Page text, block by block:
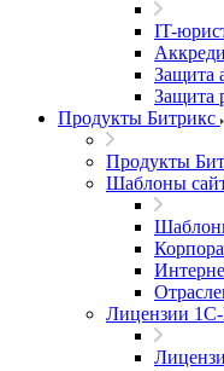
IT-
Защита
Защита
Продукты Битрикс
Продукты
Шаблоны
Лицензии